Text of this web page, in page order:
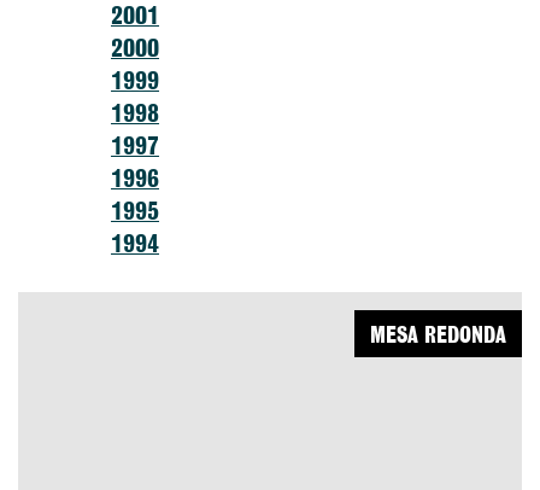
2001
2000
1999
1998
1997
1996
1995
1994
MESA REDONDA